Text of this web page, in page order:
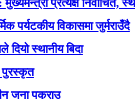
प्रत्यक्ष निर्वाचित, स्थानीय
विकासमा जुर्मराउँदै
स्थानीय बिदा
पक्राउ